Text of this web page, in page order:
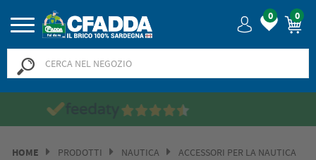
0 0
HOME PRODOTTI NAUTICA
ACCESSORI PER LA NAUTICA